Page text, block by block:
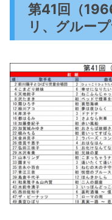
第41回（
リ、グルー